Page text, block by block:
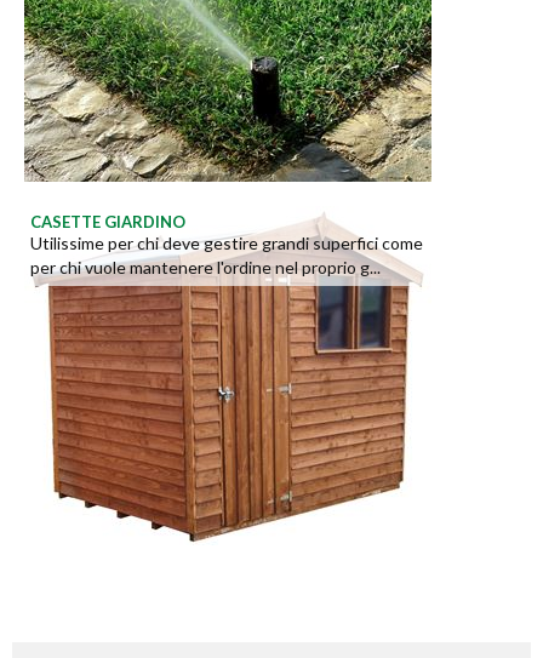
CASETTE GIARDINO
Utilissime per chi deve gestire grandi superfici come
per chi vuole mantenere l'ordine nel proprio g...